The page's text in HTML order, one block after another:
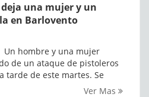
una mujer y un
en Barlovento
hombre y una mujer
de un ataque de pistoleros
tarde de este martes. Se
Ver Mas